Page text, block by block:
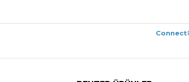
Connect